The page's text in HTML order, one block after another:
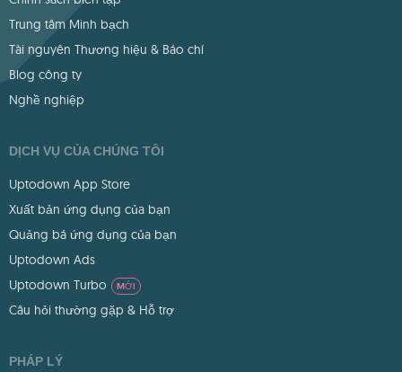
Trung tâm Minh bạch
Tài nguyên Thương hiệu & Báo chí
Blog công ty
Nghề nghiệp
DỊCH VỤ CỦA CHÚNG TÔI
Uptodown App Store
Xuất bản ứng dụng của bạn
Quảng bá ứng dụng của bạn
Uptodown Ads
Uptodown Turbo
MỚI
Câu hỏi thường gặp & Hỗ trợ
PHÁP LÝ